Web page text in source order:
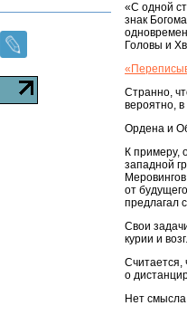
«С одной
знак
Головы и
Странно,
вероятно,
Ордена и
К примеру,
западной
от
предлагал
Свои
курии и
Считается,
о
Нет смысла